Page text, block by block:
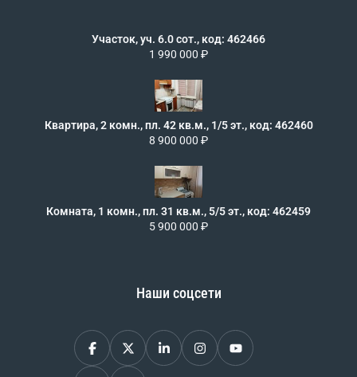
Участок, уч. 6.0 сот., код: 462466
1 990 000 ₽
Квартира, 2 комн., пл. 42 кв.м., 1/5 эт., код: 462460
8 900 000 ₽
Комната, 1 комн., пл. 31 кв.м., 5/5 эт., код: 462459
5 900 000 ₽
Наши соцсети